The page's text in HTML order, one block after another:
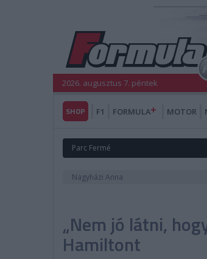
2026. augusztus 7. péntek
SHOP F1 FORMULA MOTOR
Parc Fermé
Nagyházi Anna
„Nem jó látni,
Hamiltont